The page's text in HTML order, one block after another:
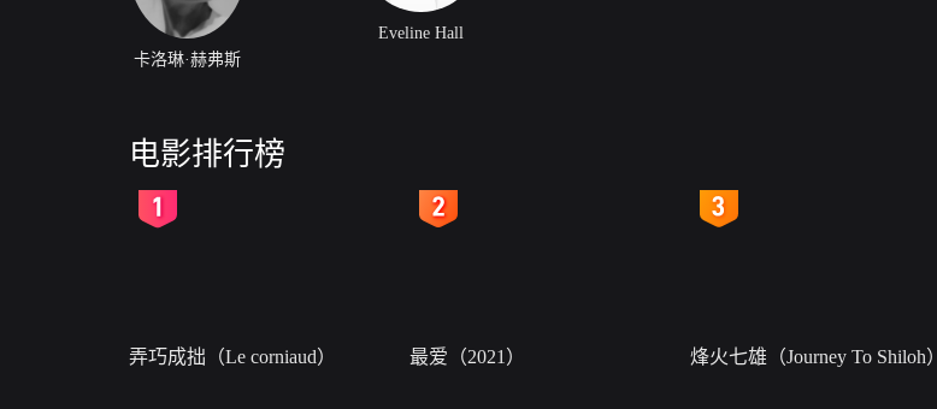
卡洛琳·赫弗斯
Eveline Hall
电影排行榜
弄巧成拙（Le corniaud） 最爱（2021） 烽火七雄（Journey To Shiloh）